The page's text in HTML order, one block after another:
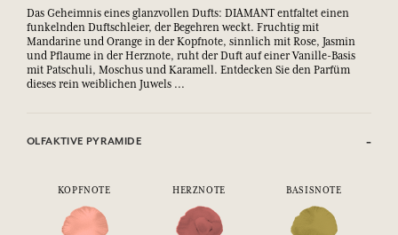
Das Geheimnis eines glanzvollen Dufts: DIAMANT entfaltet einen
funkelnden Duftschleier, der Begehren weckt. Fruchtig mit
Mandarine und Orange in der Kopfnote, sinnlich mit Rose, Jasmin
und Pflaume in der Herznote, ruht der Duft auf einer Vanille-Basis
mit Patschuli, Moschus und Karamell. Entdecken Sie den Parfüm
dieses rein weiblichen Juwels ...
OLFAKTIVE PYRAMIDE
KOPFNOTE HERZNOTE BASISNOTE